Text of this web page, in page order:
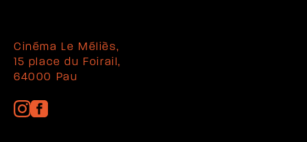
Cinéma Le Méliès,
15 place du Foirail,
64000 Pau